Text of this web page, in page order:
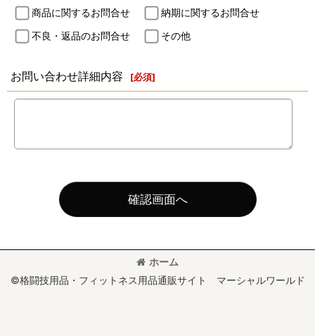
商品に関するお問合せ
納期に関するお問合せ
不良・返品のお問合せ
その他
お問い合わせ詳細内容 [必須]
確認画面へ
ホーム
©格闘技用品・フィットネス用品通販サイト マーシャルワールド